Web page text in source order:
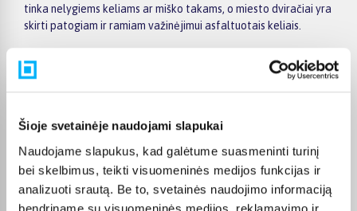
Šioje svetainėje naudojami slapukai
Naudojame slapukus, kad galėtume suasmeninti turinį
bei skelbimus, teikti visuomeninės medijos funkcijas ir
analizuoti srautą. Be to, svetainės naudojimo informaciją
bendriname su visuomeninės medijos, reklamavimo ir
tinka nelygiems keliams ar miško takams, o miesto dviračiai yra
skirti patogiam ir ramiam važinėjimui asfaltuotais keliais.
Komfortas ir aktyvus laisvalaikis
ir kraujagyslių sistemos veiklą bei padeda palaikyti gerą fizinę
formą. Be to, tai puikus būdas praleisti laiką su šeima ar
draugais, keliaujant dviračių takais, parkuose ar gamtoje.
Kaip išsirinkti tinkamą dviratį